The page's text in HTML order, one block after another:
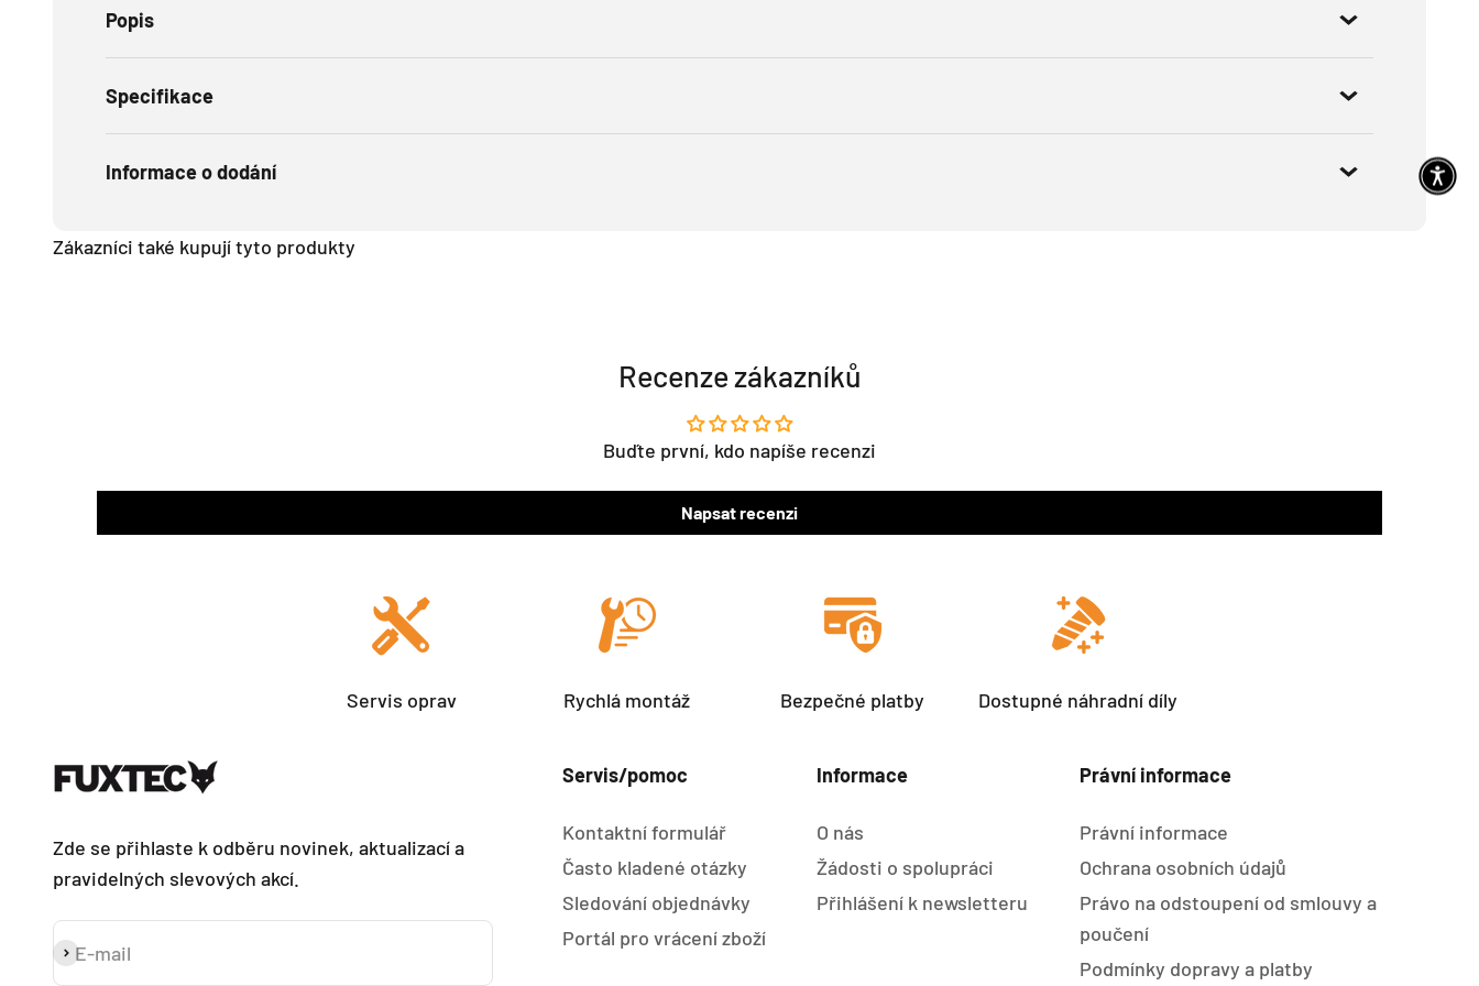
Popis
Specifikace
Informace o dodání
Zákazníci také kupují tyto produkty
Recenze zákazníků
Buďte první, kdo napíše recenzi
Napsat recenzi
Servis oprav Rychlá montáž Bezpečné platby Dostupné náhradní díly
Zde se přihlaste k odběru novinek, aktualizací a
pravidelných slevových akcí.
E-mail
Přihlásit se k odběru
Servis/pomoc
Kontaktní formulář
Často kladené otázky
Sledování objednávky
Portál pro vrácení zboží
Informace
O nás
Žádosti o spolupráci
Přihlášení k newsletteru
Právní informace
Právní informace
Ochrana osobních údajů
Právo na odstoupení od smlouvy a
poučení
Podmínky dopravy a platby